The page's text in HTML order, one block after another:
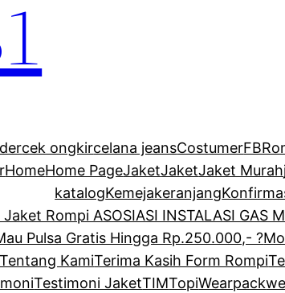
cek ongkircelana jeansCostumer
HomeHome PageJaketJaketJaket Murah
katalogKemejakeranjang
Rompi ASOSIASI INSTALASI GAS
Pulsa Gratis Hingga Rp.250.000,- ?
Tentang KamiTerima Kasih Form Rompi
Testimoni JaketTIMTopiWearpack